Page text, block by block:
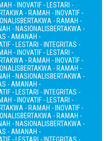
- INOVATIF - LESTARI -
- RAMAH - INOVATIF -
BERTAKWA - RAMAH -
- NASIONALISBERTAKWA -
- AMANAH -
- LESTARI - INTEGRITAS -
- INOVATIF - LESTARI -
- RAMAH - INOVATIF -
BERTAKWA - RAMAH -
- NASIONALISBERTAKWA -
- AMANAH -
- LESTARI - INTEGRITAS -
- INOVATIF - LESTARI -
- RAMAH - INOVATIF -
BERTAKWA - RAMAH -
- NASIONALISBERTAKWA -
- AMANAH -